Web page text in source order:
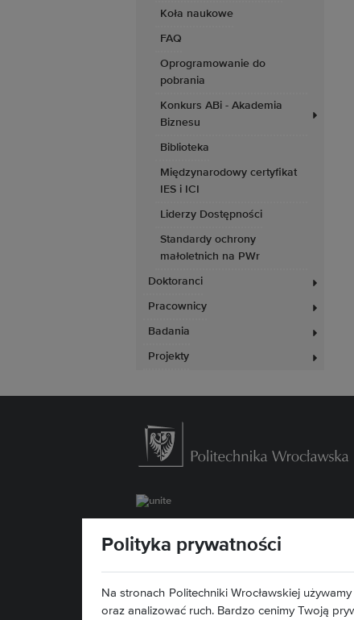
Koła naukowe
FAQ
Oprogramowanie do
pobrania
Konkurs ABi - Akademia
Biznesu
Biblioteka
Międzynarodowy certyfikat
IES i ICI
Liderzy Dostępności
Standardy ochrony
małoletnich na PWr
Doktoranci
Pracownicy
Badania
Projekty
ul. Łukasiewicza 5
Deklaracja dostępności »
Polityka prywatności
Na stronach Politechniki Wrocławskiej
oraz analizować ruch. Bardzo cenimy Twoją